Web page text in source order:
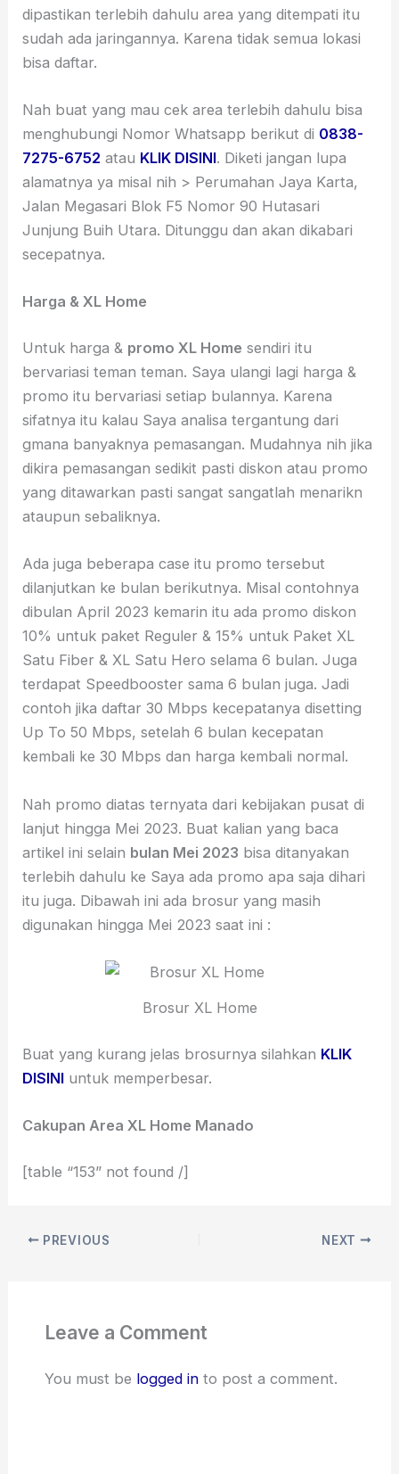
dipastikan terlebih dahulu area yang ditempati itu
sudah ada jaringannya. Karena tidak semua lokasi
bisa daftar.
Nah buat yang mau cek area terlebih dahulu bisa
menghubungi Nomor Whatsapp berikut di 0838-
7275-6752 atau KLIK DISINI. Diketi jangan lupa
alamatnya ya misal nih > Perumahan Jaya Karta,
Jalan Megasari Blok F5 Nomor 90 Hutasari
Junjung Buih Utara. Ditunggu dan akan dikabari
secepatnya.
Harga & XL Home
Untuk harga & promo XL Home sendiri itu
bervariasi teman teman. Saya ulangi lagi harga &
promo itu bervariasi setiap bulannya. Karena
sifatnya itu kalau Saya analisa tergantung dari
gmana banyaknya pemasangan. Mudahnya nih jika
dikira pemasangan sedikit pasti diskon atau promo
yang ditawarkan pasti sangat sangatlah menarikn
ataupun sebaliknya.
Ada juga beberapa case itu promo tersebut
dilanjutkan ke bulan berikutnya. Misal contohnya
dibulan April 2023 kemarin itu ada promo diskon
10% untuk paket Reguler & 15% untuk Paket XL
Satu Fiber & XL Satu Hero selama 6 bulan. Juga
terdapat Speedbooster sama 6 bulan juga. Jadi
contoh jika daftar 30 Mbps kecepatanya disetting
Up To 50 Mbps, setelah 6 bulan kecepatan
kembali ke 30 Mbps dan harga kembali normal.
Nah promo diatas ternyata dari kebijakan pusat di
lanjut hingga Mei 2023. Buat kalian yang baca
artikel ini selain bulan Mei 2023 bisa ditanyakan
terlebih dahulu ke Saya ada promo apa saja dihari
itu juga. Dibawah ini ada brosur yang masih
digunakan hingga Mei 2023 saat ini :
Brosur XL Home
Buat yang kurang jelas brosurnya silahkan KLIK
DISINI untuk memperbesar.
Cakupan Area XL Home Manado
[table “153” not found /]
PREVIOUS NEXT
Leave a Comment
You must be logged into post a comment.